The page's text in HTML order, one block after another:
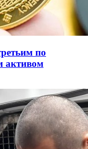
Квона вернется
после апелляции